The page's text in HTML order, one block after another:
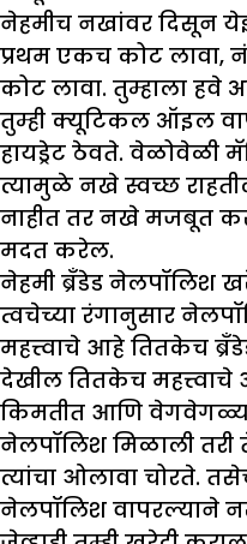
नेहमीच नखांवर दिसून
प्रथम एकच कोट लावा,
कोट लावा. तुम्हाला
तुम्ही क्यूटिकल ऑइल
हायड्रेट ठेवते. वेळोवेळी
त्यामुळे नखे स्वच्छ
नाहीत तर नखे मजबूत
मदत करेल.
नेहमी ब्रँडेड नेलपॉलिश
त्वचेच्या रंगानुसार
महत्त्वाचे आहे तितकेच
देखील तितकेच महत्त्वाचे
किमतीत आणि
नेलपॉलिश मिळाली
त्यांचा ओलावा चोरते.
नेलपॉलिश वापरल्याने